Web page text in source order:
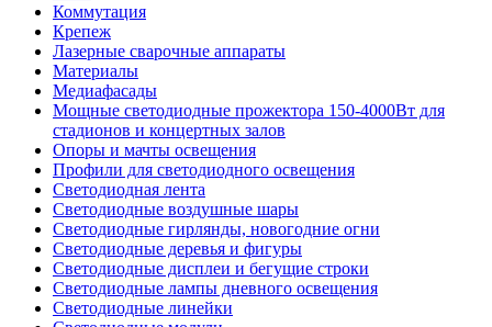
Коммутация
Крепеж
Лазерные сварочные аппараты
Материалы
Медиафасады
Мощные светодиодные прожектора 150-4000Вт для
стадионов и концертных залов
Опоры и мачты освещения
Профили для светодиодного освещения
Светодиодная лента
Светодиодные воздушные шары
Светодиодные гирлянды, новогодние огни
Светодиодные деревья и фигуры
Светодиодные дисплеи и бегущие строки
Светодиодные лампы дневного освещения
Светодиодные линейки